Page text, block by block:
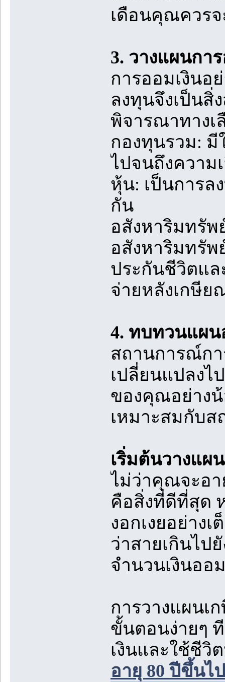
เดือนคุณควรจ
3. วางแผนกา
การออมเงินอ
ลงทุนจึงเป็นสิ่
พิจารณาทางเ
กองทุนรวม: มี
ไปจนถึงความ
หุ้น: เป็นการล
กัน
อสังหาริมทรัพ
อสังหาริมทรัพ
ประกันชีวิตแล
จ่ายหลังเกษีย
4. ทบทวนแผน
สถานการณ์ก
เปลี่ยนแปลง
ของคุณอย่างน้
เหมาะสมกับ
เริ่มต้นวางแ
ไม่ว่าคุณจะอา
คือสิ่งที่ดีที่สุด
งอกเงยอย่าง
ว่าสายเกินไป
จำนวนเงินอ
การวางแผนเ
ขั้นตอนง่ายๆ
เงินและใช้ชีวิ
อายุ 80 ปีขึ้นไป